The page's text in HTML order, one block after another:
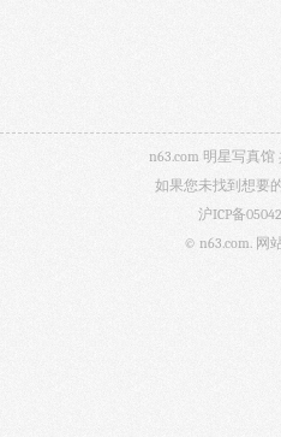
n63.com 明星写真
如果您未找到想要
沪ICP备
© n63.com. 网